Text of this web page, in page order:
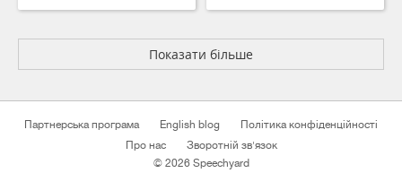
Показати більше
Партнерська програма English blog
Політика конфіденційності
Про нас
Зворотній зв'язок
© 2026 Speechyard